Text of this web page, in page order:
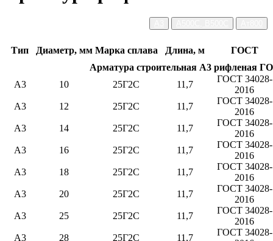
Тип Диаметр, мм Марка сплава Длина, м
ГОСТ
Арматура строительная А3 рифленая
А3
10 25Г2С 11,7
ГОСТ 34028-
2016
А3
12 25Г2С 11,7
ГОСТ 34028-
2016
А3
14 25Г2С 11,7
ГОСТ 34028-
2016
А3
16 25Г2С 11,7
ГОСТ 34028-
2016
А3
18 25Г2С 11,7
ГОСТ 34028-
2016
А3
20 25Г2С 11,7
ГОСТ 34028-
2016
А3
25 25Г2С 11,7
ГОСТ 34028-
2016
А3
28 25Г2С 11,7
ГОСТ 34028-